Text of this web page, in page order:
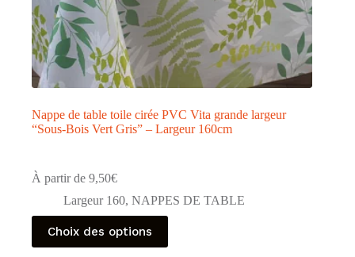
Nappe de table toile cirée PVC Vita grande largeur
“Sous-Bois Vert Gris” – Largeur 160cm
À partir de 9,50€
Largeur 160, NAPPES DE TABLE
Choix des options
Ce
produit
a